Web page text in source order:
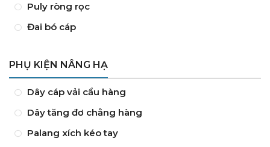
Puly ròng rọc
Đai bó cáp
PHỤ KIỆN NÂNG HẠ
Dây cáp vải cẩu hàng
Dây tăng đơ chằng hàng
Palang xích kéo tay